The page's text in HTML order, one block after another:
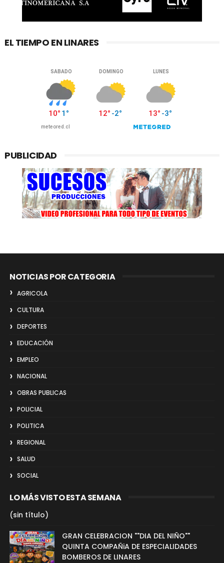
EL TIEMPO EN LINARES
PUBLICIDAD
NOTICIAS POR CATEGORIA
AGRICOLA
CULTURA
DEPORTES
EDUCACIÓN
EMPLEO
NACIONAL
OBRAS PUBLICAS
POLICIAL
POLITICA
REGIONAL
SALUD
SOCIAL
LO MÁS VISTO ESTA SEMANA
(sin título)
GRAN CELEBRACION ""DIA DEL NIÑO""
QUINTA COMPAÑiA DE ESPECIALIDADES
BOMBEROS DE LINARES